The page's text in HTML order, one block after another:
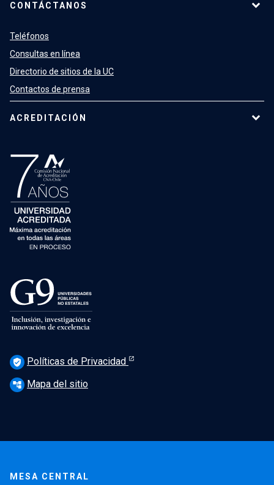
CONTÁCTANOS
Teléfonos
Consultas en línea
Directorio de sitios de la UC
Contactos de prensa
ACREDITACIÓN
verified_user Políticas de Privacidad
account_tree Mapa del sitio
MESA CENTRAL